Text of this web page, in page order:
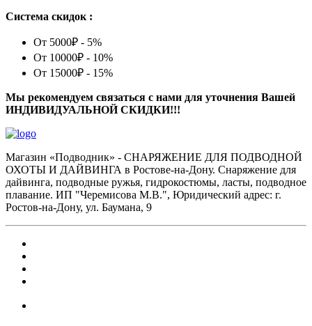
Система скидок :
От 5000₽ - 5%
От 10000₽ - 10%
От 15000₽ - 15%
Мы рекомендуем связаться с нами для уточнения Вашей
ИНДИВИДУАЛЬНОЙ СКИДКИ!!!
Магазин «Подводник» - СНАРЯЖЕНИЕ ДЛЯ ПОДВОДНОЙ
ОХОТЫ И ДАЙВИНГА в Ростове-на-Дону. Снаряжение для
дайвинга, подводные ружья, гидрокостюмы, ласты, подводное
плавание. ИП "Черемисова М.В.", Юридический адрес: г.
Ростов-на-Дону, ул. Баумана, 9